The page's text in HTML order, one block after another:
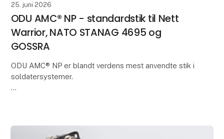
25. juni 2026
ODU AMC® NP - standardstik til Nett
Warrior, NATO STANAG 4695 og
GOSSRA
ODU AMC® NP er blandt verdens mest anvendte stik i
soldatersystemer.